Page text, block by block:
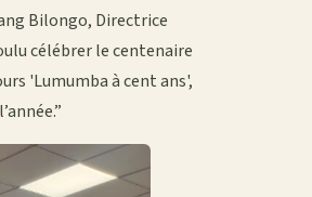
Bilongo, Directrice
célébrer le centenaire
'Lumumba à cent ans',